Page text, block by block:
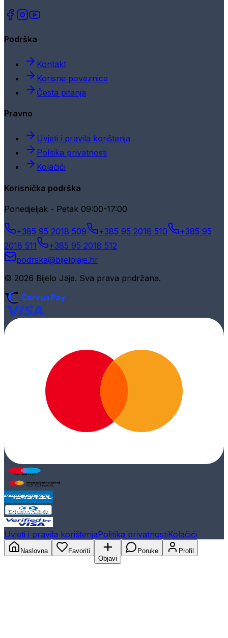
Podrška
Kontakt
Korisne poveznice
Česta pitanja
Pravno
Uvjeti i pravila korištenja
Politika privatnosti
Kolačići
Korisnička podrška
Ponedjeljak - Petak 09:00-17:00
+385 95 2018 509 +385 95 2018 510
+385 95
2018 511
+385 95 2018 512
podrska@bijelojaje.hr
© 2026 Bijelo Jaje. Sva prava pridržana.
Uvjeti i pravila korištenjaPolitika privatnostiKolačići
Naslovna
Favoriti
Objavi
Poruke Profil